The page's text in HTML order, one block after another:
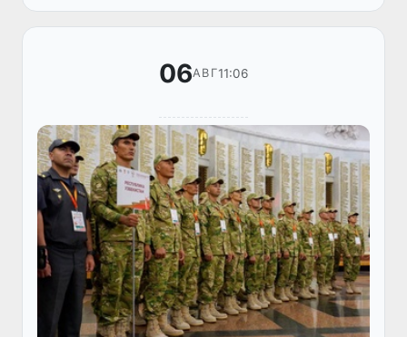
СНГ. В нем приняла участие дел...
06АВГ11:06